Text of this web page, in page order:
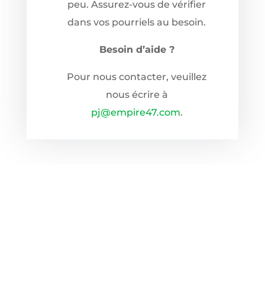
peu. Assurez-vous de vérifier
dans vos pourriels au besoin.
Besoin d’aide ?
Pour nous contacter, veuillez
nous écrire à
pj@empire47.com.